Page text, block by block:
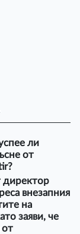
ли
от
директор
внезапния
на
заяви, че
от